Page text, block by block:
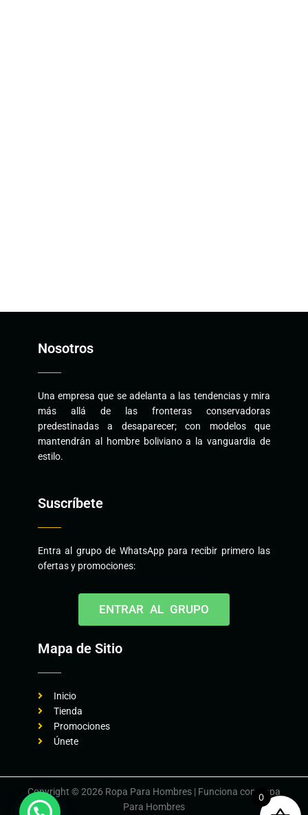
Nosotros
Una empresa que se adelanta a las tendencias y mira
más allá de las fronteras conservadoras
predestinadas a desaparecer; con modelos que
mantendrán al hombre boliviano a la vanguardia de
estilo.
Suscríbete
Entra al grupo de WhatsApp para recibir primero las
ofertas y promociones:
ENTRAR AL GRUPO
Mapa de Sitio
Inicio
Tienda
Promociones
Únete
Copyright © 2026 Ropa Para Hombres | Funciona con Ropa
Para Hombres
0